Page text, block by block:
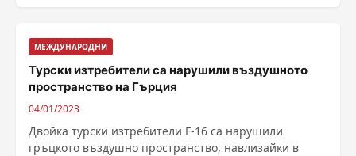
МЕЖДУНАРОДНИ
Турски изтребители са нарушили въздушното
пространство на Гърция
04/01/2023
Двойка турски изтребители F-16 са нарушили
гръцкото въздушно пространство, навлизайки в